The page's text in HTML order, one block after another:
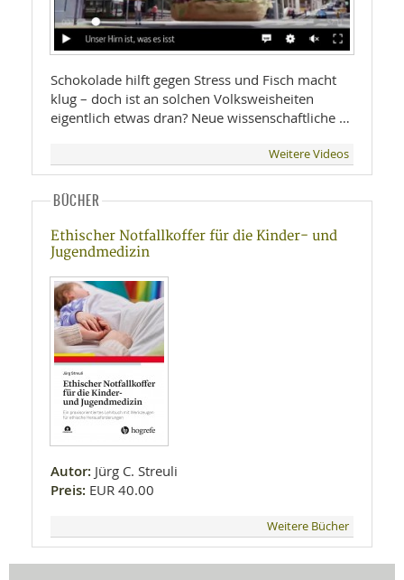
Schokolade hilft gegen Stress und Fisch macht
klug – doch ist an solchen Volksweisheiten
eigentlich etwas dran? Neue wissenschaftliche …
Weitere Videos
BÜCHER
Ethischer Notfallkoffer für die Kinder- und
Jugendmedizin
Autor: Jürg C. Streuli
Preis: EUR 40.00
Weitere Bücher